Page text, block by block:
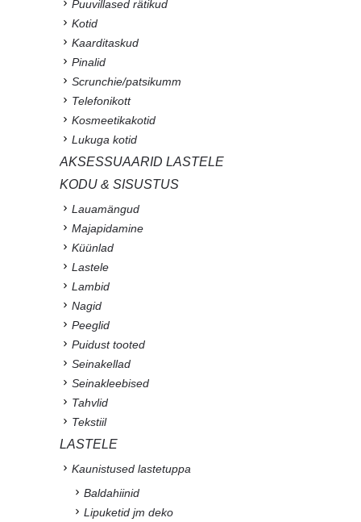
Puuvillased rätikud
Kotid
Kaarditaskud
Pinalid
Scrunchie/patsikumm
Telefonikott
Kosmeetikakotid
Lukuga kotid
AKSESSUAARID LASTELE
KODU & SISUSTUS
Lauamängud
Majapidamine
Küünlad
Lastele
Lambid
Nagid
Peeglid
Puidust tooted
Seinakellad
Seinakleebised
Tahvlid
Tekstiil
LASTELE
Kaunistused lastetuppa
Baldahiinid
Lipuketid jm deko